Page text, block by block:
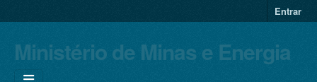
Entrar
Ministério de Minas e Energia